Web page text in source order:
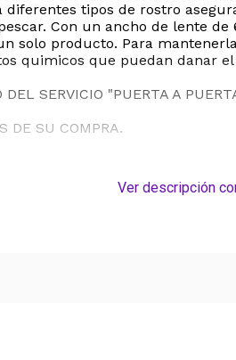
tipos de rostro
Con un ancho de lente
solo producto. Para
quimicos que puedan danar
SERVICIO "PUERTA A
DE SU COMPRA.
Ver descripción